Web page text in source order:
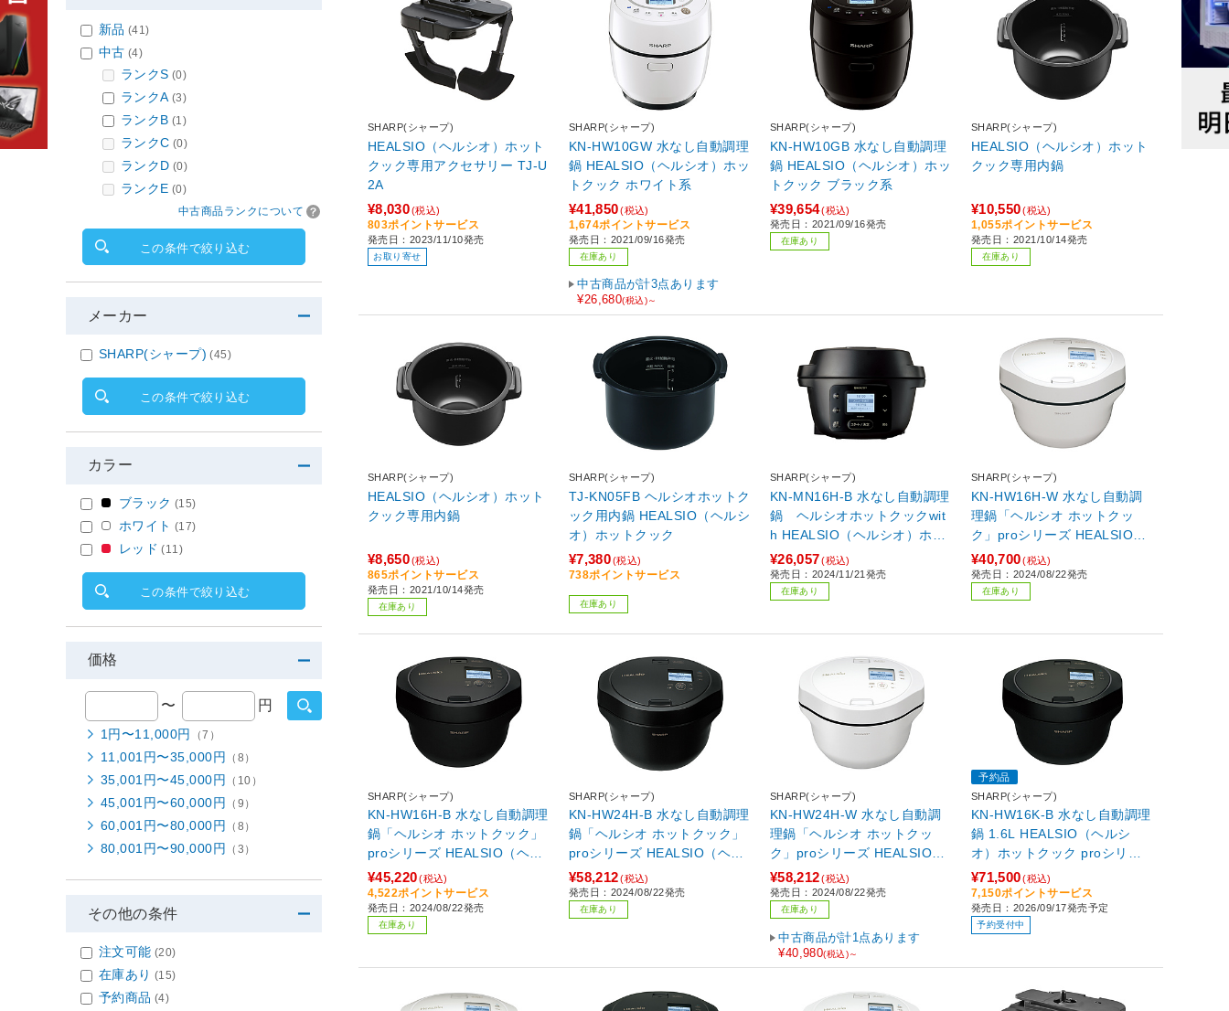
SHARP(シャープ)
HEALSIO（ヘルシオ）ホット
クック専用アクセサリー TJ-U
2A
¥8,030(税込)
803ポイントサービス
発売日：2023/11/10発売
お取り寄せ
SHARP(シャープ)
KN-HW10GW 水なし自動調理
鍋 HEALSIO（ヘルシオ）ホッ
トクック ホワイト系
¥41,850(税込)
1,674ポイントサービス
発売日：2021/09/16発売
在庫あり
中古商品が計3点あります
¥26,680(税込)～
SHARP(シャープ)
KN-HW10GB 水なし自動調理
鍋 HEALSIO（ヘルシオ）ホッ
トクック ブラック系
¥39,654(税込)
発売日：2021/09/16発売
在庫あり
SHARP(シャープ)
HEALSIO（ヘルシオ）ホット
クック専用内鍋
¥10,550(税込)
1,055ポイントサービス
発売日：2021/10/14発売
在庫あり
SHARP(シャープ)
HEALSIO（ヘルシオ）ホット
クック専用内鍋
¥8,650(税込)
865ポイントサービス
発売日：2021/10/14発売
在庫あり
SHARP(シャープ)
TJ-KN05FB ヘルシオホットク
ック用内鍋 HEALSIO（ヘルシ
オ）ホットクック
¥7,380(税込)
738ポイントサービス
在庫あり
SHARP(シャープ)
KN-MN16H-B 水なし自動調理
鍋 ヘルシオホットクックwit
h HEALSIO（ヘルシオ）ホッ
トクック ブラック系
¥26,057(税込)
発売日：2024/11/21発売
在庫あり
SHARP(シャープ)
KN-HW16H-W 水なし自動調
理鍋「ヘルシオ ホットクッ
ク」proシリーズ HEALSIO
（ヘルシオ）ホットクック ホ
ワイト系
¥40,700(税込)
発売日：2024/08/22発売
在庫あり
SHARP(シャープ)
KN-HW16H-B 水なし自動調理
鍋「ヘルシオ ホットクック」
proシリーズ HEALSIO（ヘル
シオ）ホットクック ブラック
系
¥45,220(税込)
4,522ポイントサービス
発売日：2024/08/22発売
在庫あり
SHARP(シャープ)
KN-HW24H-B 水なし自動調理
鍋「ヘルシオ ホットクック」
proシリーズ HEALSIO（ヘル
シオ）ホットクック ブラック
系
¥58,212(税込)
発売日：2024/08/22発売
在庫あり
SHARP(シャープ)
KN-HW24H-W 水なし自動調
理鍋「ヘルシオ ホットクッ
ク」proシリーズ HEALSIO
（ヘルシオ）ホットクック ホ
ワイト系
¥58,212(税込)
発売日：2024/08/22発売
在庫あり
中古商品が計1点あります
¥40,980(税込)～
予約品
SHARP(シャープ)
KN-HW16K-B 水なし自動調理
鍋 1.6L HEALSIO（ヘルシ
オ）ホットクック proシリー
ズ プレミアムブラック
¥71,500(税込)
7,150ポイントサービス
発売日：2026/09/17発売予定
予約受付中
新品 (41)
中古 (4)
ランクS (0)
ランクA (3)
ランクB (1)
ランクC (0)
ランクD (0)
ランクE (0)
中古商品ランクについて
この条件で絞り込む
メーカー
SHARP(シャープ) (45)
この条件で絞り込む
カラー
ブラック (15)
ホワイト (17)
レッド (11)
この条件で絞り込む
価格
〜 円
1円〜11,000円 （7）
11,001円〜35,000円 （8）
35,001円〜45,000円 （10）
45,001円〜60,000円 （9）
60,001円〜80,000円 （8）
80,001円〜90,000円 （3）
その他の条件
注文可能 (20)
在庫あり (15)
予約商品 (4)